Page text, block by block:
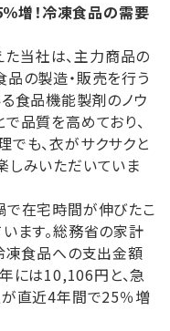
％増！冷凍食品の需要
当社は、主力商品の
の製造・販売を行う
食品機能製剤のノウ
品質を高めており、
も、衣がサクサクと
しみいただいていま
で在宅時間が伸びたこ
ます。総務省の家計
凍食品への支出金額
には10,106円と、急
が直近4年間で25％増